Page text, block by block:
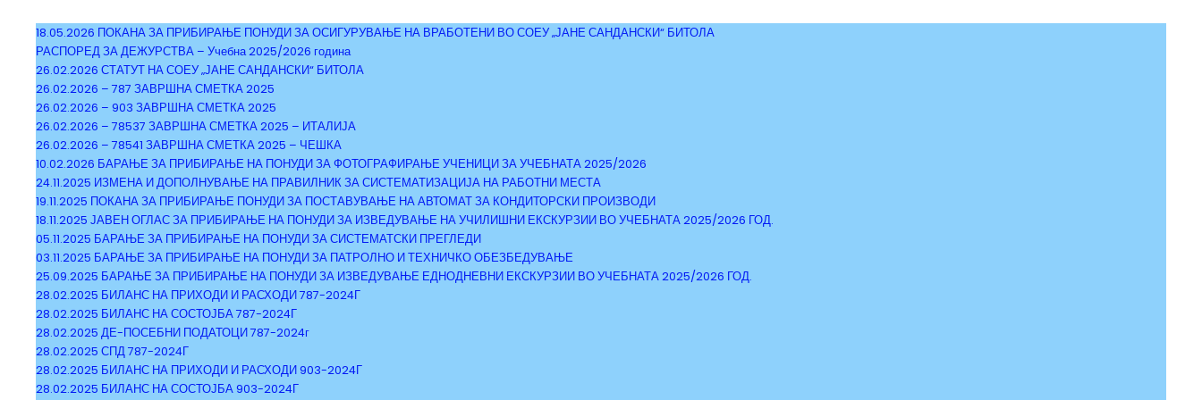
18.05.2026 ПОКАНА ЗА ПРИБИРАЊЕ ПОНУДИ ЗА ОСИГУРУВАЊЕ НА ВРАБОТЕНИ ВО СОЕУ „ЈАНЕ САНДАНСКИ“ БИТОЛА
РАСПОРЕД ЗА ДЕЖУРСТВА – Учебна 2025/2026 година
26.02.2026 СТАТУТ НА СОЕУ „ЈАНЕ САНДАНСКИ“ БИТОЛА
26.02.2026 – 787 ЗАВРШНА СМЕТКА 2025
26.02.2026 – 903 ЗАВРШНА СМЕТКА 2025
26.02.2026 – 78537 ЗАВРШНА СМЕТКА 2025 – ИТАЛИЈА
26.02.2026 – 78541 ЗАВРШНА СМЕТКА 2025 – ЧЕШКА
10.02.2026 БАРАЊЕ ЗА ПРИБИРАЊЕ НА ПОНУДИ ЗА ФОТОГРАФИРАЊЕ УЧЕНИЦИ ЗА УЧЕБНАТА 2025/2026
24.11.2025 ИЗМЕНА И ДОПОЛНУВАЊЕ НА ПРАВИЛНИК ЗА СИСТЕМАТИЗАЦИЈА НА РАБОТНИ МЕСТА
19.11.2025 ПОКАНА ЗА ПРИБИРАЊЕ ПОНУДИ ЗА ПОСТАВУВАЊЕ НА АВТОМАТ ЗА КОНДИТОРСКИ ПРОИЗВОДИ
18.11.2025 ЈАВЕН ОГЛАС ЗА ПРИБИРАЊЕ НА ПОНУДИ ЗА ИЗВЕДУВАЊЕ НА УЧИЛИШНИ ЕКСКУРЗИИ ВО УЧЕБНАТА 2025/2026 ГОД.
05.11.2025 БАРАЊЕ ЗА ПРИБИРАЊЕ НА ПОНУДИ ЗА СИСТЕМАТСКИ ПРЕГЛЕДИ
03.11.2025 БАРАЊЕ ЗА ПРИБИРАЊЕ НА ПОНУДИ ЗА ПАТРОЛНО И ТЕХНИЧКО ОБЕЗБЕДУВАЊЕ
25.09.2025 БАРАЊЕ ЗА ПРИБИРАЊЕ НА ПОНУДИ ЗА ИЗВЕДУВАЊЕ ЕДНОДНЕВНИ ЕКСКУРЗИИ ВО УЧЕБНАТА 2025/2026 ГОД.
28.02.2025 БИЛАНС НА ПРИХОДИ И РАСХОДИ 787-2024Г
28.02.2025 БИЛАНС НА СОСТОЈБА 787-2024Г
28.02.2025 ДЕ-ПОСЕБНИ ПОДАТОЦИ 787-2024г
28.02.2025 СПД 787-2024Г
28.02.2025 БИЛАНС НА ПРИХОДИ И РАСХОДИ 903-2024Г
28.02.2025 БИЛАНС НА СОСТОЈБА 903-2024Г